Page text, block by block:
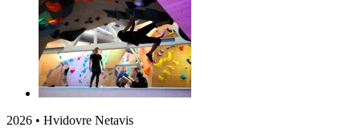
2026 • Hvidovre Netavis